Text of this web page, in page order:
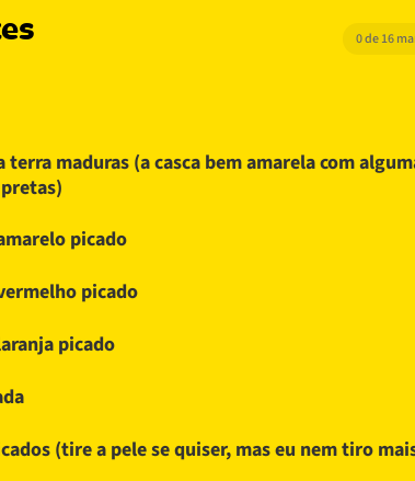
0 de 16
terra maduras (a casca bem amarela com
picado
picado
picado
(tire a pele se quiser, mas eu nem tiro